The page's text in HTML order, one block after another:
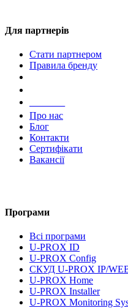
Для партнерів
Стати партнером
Правила бренду
Про нас
Блог
Контакти
Сертифікати
Вакансії
Програми
Всі програми
U-PROX ID
U-PROX Config
СКУД U-PROX IP/
U-PROX Home
U-PROX Installer
U-PROX Monitoring